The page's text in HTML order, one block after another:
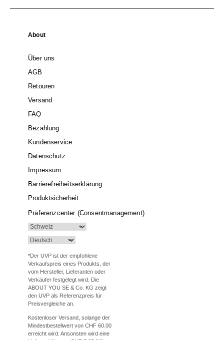
About
Über uns
AGB
Retouren
Versand
FAQ
Bezahlung
Kundenservice
Datenschutz
Impressum
Barrierefreiheitserklärung
Produktsicherheit
Präferenzcenter (Consentmanagement)
*Der UVP ist der empfohlene
Verkaufspreis eines Produkts, der
vom Hersteller, Lieferanten oder
Verkäufer festgelegt wird. Die
ABOUT YOU SE & Co. KG zeigt
den UVP als Referenzpreis für
Preisvergleiche an.
Kostenloser Versand, solange der
Mindestbestellwert von CHF 60.00
erreicht wird. Ansonsten wird eine